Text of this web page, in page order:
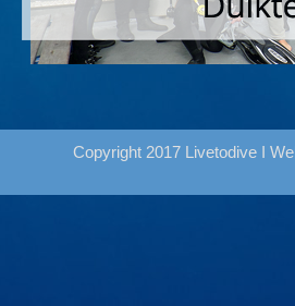
Copyright 2017 Livetodive I